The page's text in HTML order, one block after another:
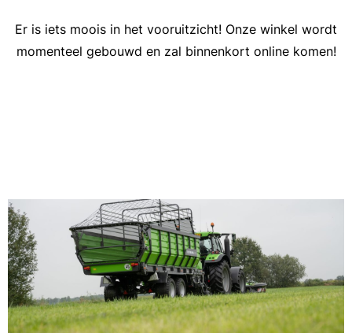
Er is iets moois in het vooruitzicht! Onze winkel wordt
momenteel gebouwd en zal binnenkort online komen!